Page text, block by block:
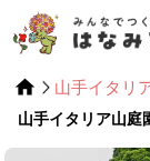
山手イタリ
山手イタリア山庭